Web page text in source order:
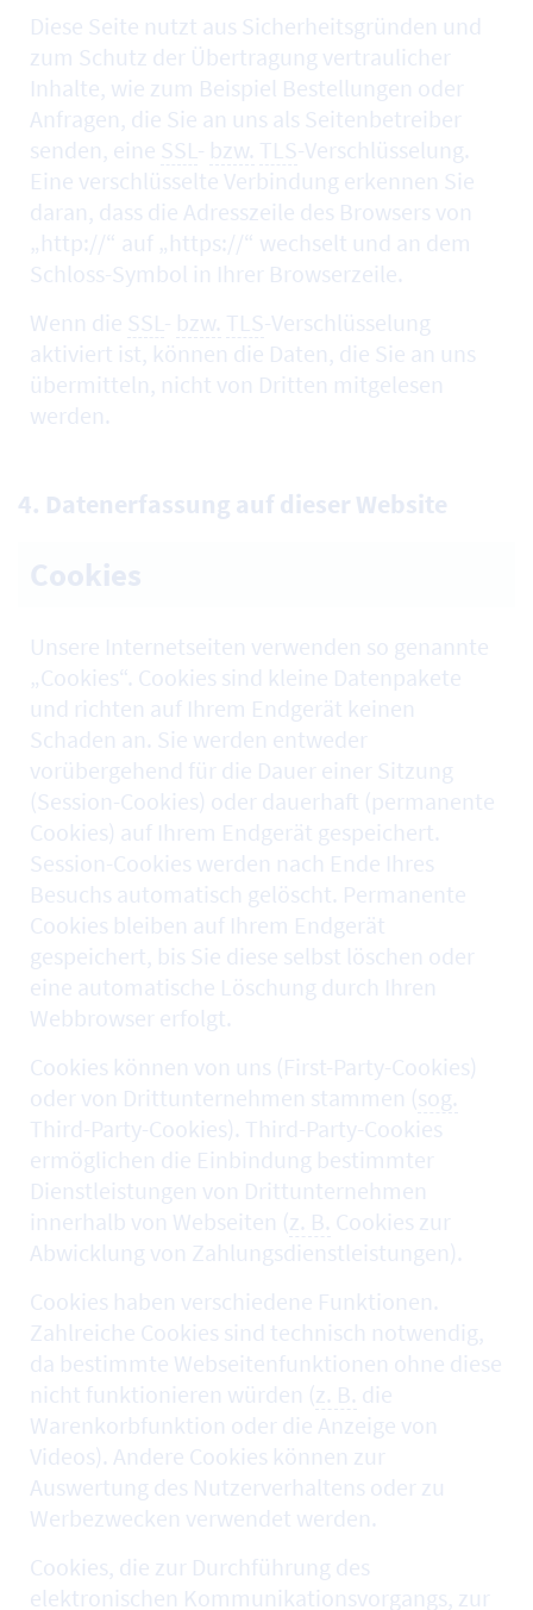
Diese Seite nutzt aus Sicherheitsgründen und
zum Schutz der Übertragung vertraulicher
Inhalte, wie zum Beispiel Bestellungen oder
Anfragen, die Sie an uns als Seitenbetreiber
senden, eine SSL- bzw. TLS-Verschlüsselung.
Eine verschlüsselte Verbindung erkennen Sie
daran, dass die Adresszeile des Browsers von
„http://“ auf „https://“ wechselt und an dem
Schloss-Symbol in Ihrer Browserzeile.
Wenn die SSL- bzw. TLS-Verschlüsselung
aktiviert ist, können die Daten, die Sie an uns
übermitteln, nicht von Dritten mitgelesen
werden.
4. Datenerfassung auf dieser Website
Unsere Internetseiten verwenden so genannte
„Cookies“. Cookies sind kleine Datenpakete
und richten auf Ihrem Endgerät keinen
Schaden an. Sie werden entweder
vorübergehend für die Dauer einer Sitzung
(Session-Cookies) oder dauerhaft (permanente
Cookies) auf Ihrem Endgerät gespeichert.
Session-Cookies werden nach Ende Ihres
Besuchs automatisch gelöscht. Permanente
Cookies bleiben auf Ihrem Endgerät
gespeichert, bis Sie diese selbst löschen oder
eine automatische Löschung durch Ihren
Webbrowser erfolgt.
Cookies können von uns (First-Party-Cookies)
oder von Drittunternehmen stammen (sog.
Third-Party-Cookies). Third-Party-Cookies
ermöglichen die Einbindung bestimmter
Dienstleistungen von Drittunternehmen
innerhalb von Webseiten (z. B. Cookies zur
Abwicklung von Zahlungsdienstleistungen).
Cookies haben verschiedene Funktionen.
Zahlreiche Cookies sind technisch notwendig,
da bestimmte Webseitenfunktionen ohne diese
nicht funktionieren würden (z. B. die
Warenkorbfunktion oder die Anzeige von
Videos). Andere Cookies können zur
Auswertung des Nutzerverhaltens oder zu
Werbezwecken verwendet werden.
Cookies, die zur Durchführung des
elektronischen Kommunikationsvorgangs, zur